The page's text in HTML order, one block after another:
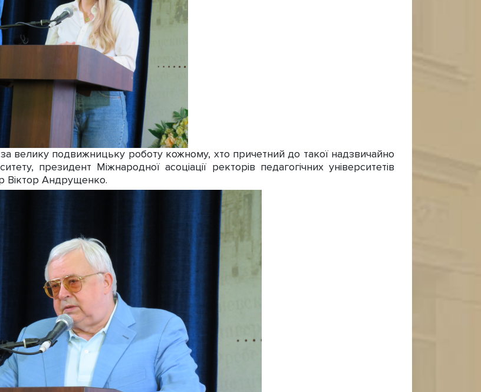
велику подвижницьку роботу кожному, хто причетний до такої надзвичайно
президент Міжнародної асоціації ректорів педагогічних університетів
Віктор Андрущенко.